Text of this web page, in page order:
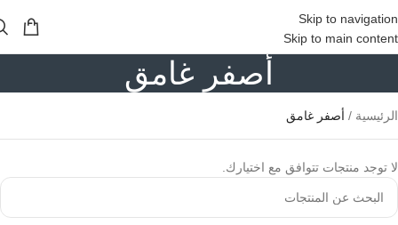
Skip to navigation
Skip to main content
أصفر غامق
الرئيسية / أصفر غامق
لا توجد منتجات تتوافق مع اختيارك.